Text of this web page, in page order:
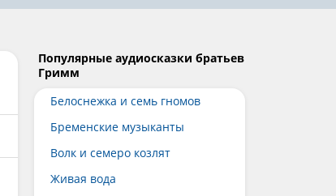
Популярные аудиосказки братьев
Гримм
Белоснежка и семь гномов
Бременские музыканты
Волк и семеро козлят
Живая вода